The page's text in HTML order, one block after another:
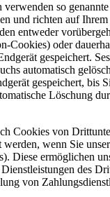
verwenden so
und richten auf
entweder
Cookies) oder
gespeichert.
automatisch
gespeichert, bis
Löschung
Cookies von
werden, wenn Sie
Diese ermöglichen
des
von